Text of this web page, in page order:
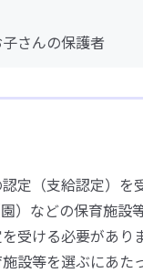
さんの保護者
定（支給認定）を
）などの保育施設
受ける必要がありま
設等を選ぶにあた